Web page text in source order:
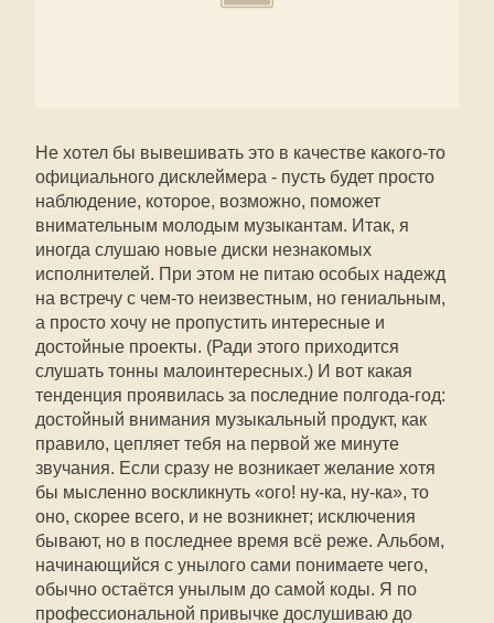
Не хотел бы вывешивать это в качестве какого-то
официального дисклеймера - пусть будет просто
наблюдение, которое, возможно, поможет
внимательным молодым музыкантам. Итак, я
иногда слушаю новые диски незнакомых
исполнителей. При этом не питаю особых надежд
на встречу с чем-то неизвестным, но гениальным,
а просто хочу не пропустить интересные и
достойные проекты. (Ради этого приходится
слушать тонны малоинтересных.) И вот какая
тенденция проявилась за последние полгода-год:
достойный внимания музыкальный продукт, как
правило, цепляет тебя на первой же минуте
звучания. Если сразу не возникает желание хотя
бы мысленно воскликнуть «ого! ну-ка, ну-ка», то
оно, скорее всего, и не возникнет; исключения
бывают, но в последнее время всё реже. Альбом,
начинающийся с унылого сами понимаете чего,
обычно остаётся унылым до самой коды. Я по
профессиональной привычке дослушиваю до